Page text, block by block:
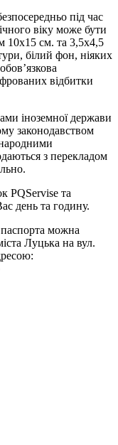
під час
віку може бути
10х15 см. та 3,5х4,5
білий фон, ніяких
відбитки
іноземної держави
законодавством
з перекладом
PQServise та
день та годину.
можна
Луцька на вул.